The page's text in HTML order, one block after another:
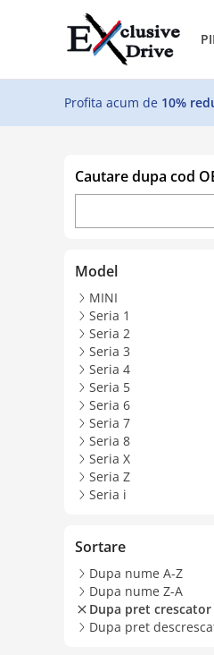
Profita acum de 10%
Cautare dupa cod
Model
MINI
Seria 1
Seria 2
Seria 3
Seria 4
Seria 5
Seria 6
Seria 7
Seria 8
Seria X
Seria Z
Seria i
Sortare
Dupa nume A-Z
Dupa nume Z-A
Dupa pret crescator
Dupa pret